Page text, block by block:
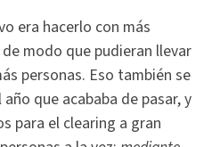
era hacerlo con más
modo que pudieran llevar
personas. Eso también se
que acababa de pasar, y
para el clearing a gran